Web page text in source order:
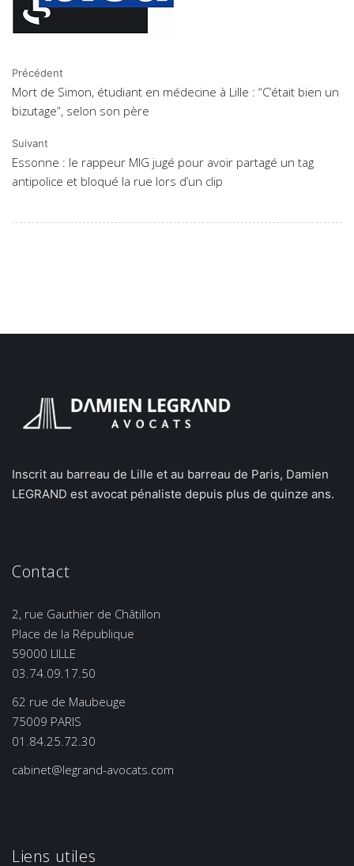
Précédent
Mort de Simon, étudiant en médecine à Lille : “C’était bien un
bizutage”, selon son père
Suivant
Essonne : le rappeur MIG jugé pour avoir partagé un tag
antipolice et bloqué la rue lors d’un clip
Inscrit au barreau de Lille et au barreau de Paris, Damien
LEGRAND est avocat pénaliste depuis plus de quinze ans.
Contact
2, rue Gauthier de Châtillon
Place de la République
59000 LILLE
03.74.09.17.50
62 rue de Maubeuge
75009 PARIS
01.84.25.72.30
cabinet@legrand-avocats.com
Liens utiles